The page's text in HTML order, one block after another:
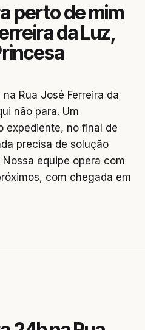
perto de mim
da Luz,
Rua José Ferreira da
não para. Um
expediente, no final de
precisa de solução
equipe opera com
com chegada em